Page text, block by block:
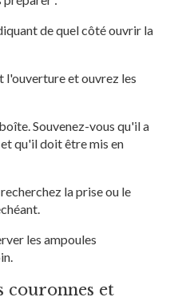
de quel côté ouvrir la
l'ouverture et ouvrez les
Souvenez-vous qu'il a
qu'il doit être mis en
la prise ou le
les ampoules
couronnes et